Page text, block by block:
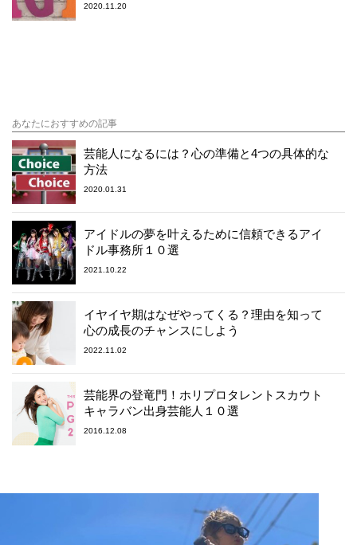
2020.11.20
あなたにおすすめの記事
芸能人になるには？心の準備と4つの具体的な
方法
2020.01.31
アイドルの夢を叶えるために信頼できるアイ
ドル事務所１０選
2021.10.22
イヤイヤ期はなぜやってくる？理由を知って
心の成長のチャンスにしよう
2022.11.02
芸能界の登竜門！ホリプロタレントスカウト
キャラバン出身芸能人１０選
2016.12.08